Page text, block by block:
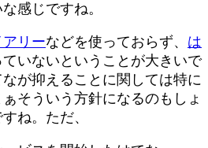
感じですね。
リーなどを使っておらず、 は
ていないということが大きいで
が抑えることに関しては特に
そういう方針になるのもしょ
ね。ただ、